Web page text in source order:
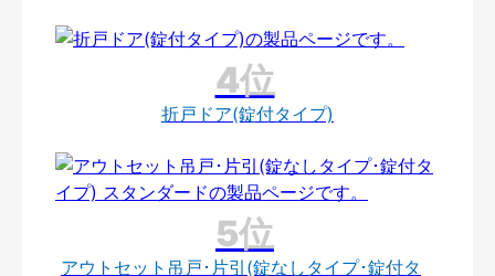
折戸ドア(錠付タイプ)
アウトセット吊戸･片引(錠なしタイプ･錠付タ